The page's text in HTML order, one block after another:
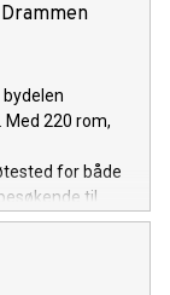
bydelen
Med 220 rom,
for både
til